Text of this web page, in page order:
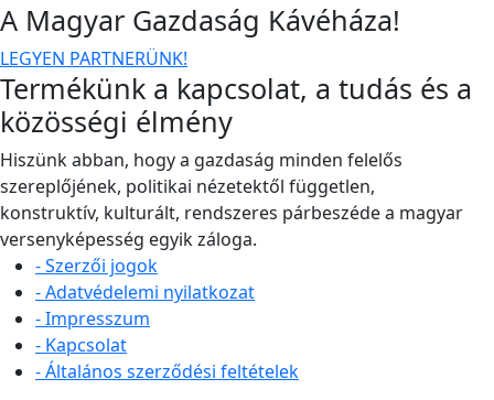
A Magyar Gazdaság Kávéháza!
LEGYEN PARTNERÜNK!
Termékünk a kapcsolat, a tudás és a
közösségi élmény
Hiszünk abban, hogy a gazdaság minden felelős
szereplőjének, politikai nézetektől független,
konstruktív, kulturált, rendszeres párbeszéde a magyar
versenyképesség egyik záloga.
- Szerzői jogok
- Adatvédelemi nyilatkozat
- Impresszum
- Kapcsolat
- Általános szerződési feltételek